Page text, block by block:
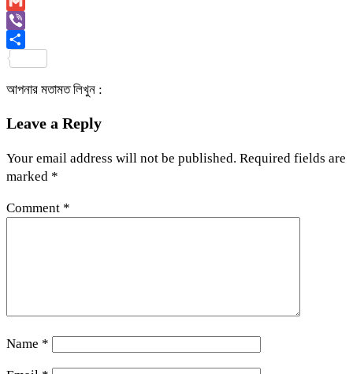
Link
Gmail
Viber
আপনার মতামত লিখুন :
Leave a Reply
Your email address will not be published. Required fields are
marked *
Comment *
Name *